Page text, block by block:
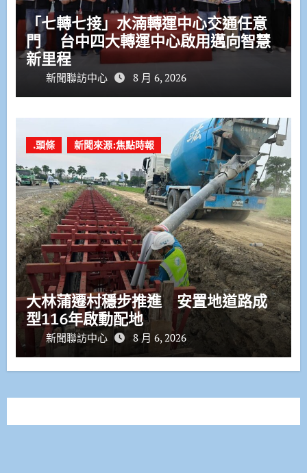
「七轉七接」水湳轉運中心交通任意
門 台中四大轉運中心啟用邁向智慧
新里程
新聞聯訪中心 8 月 6, 2026
.頭條 新聞來源:焦點時報
大林蒲遷村穩步推進 安置地道路成
型116年啟動配地
新聞聯訪中心 8 月 6, 2026